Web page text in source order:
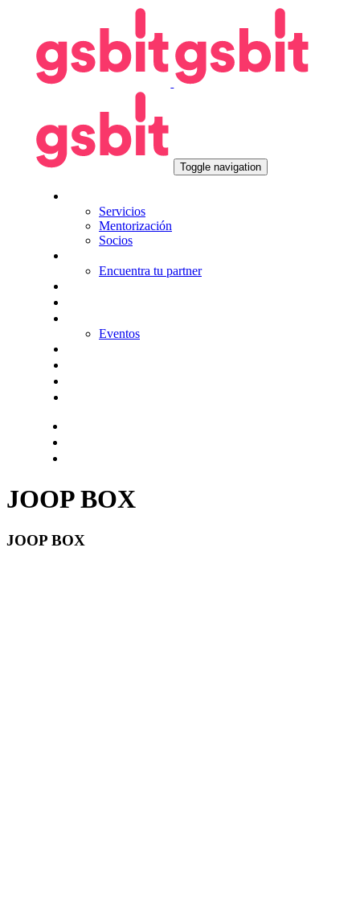
primary
navigation
Toggle navigation
Servicios
Mentorización
Socios
Encuentra tu partner
Eventos
JOOP BOX
JOOP BOX